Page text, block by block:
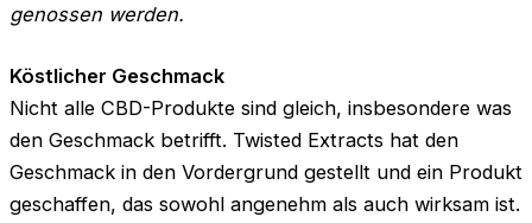
genossen werden.
Köstlicher Geschmack
Nicht alle CBD-Produkte sind gleich, insbesondere was
den Geschmack betrifft. Twisted Extracts hat den
Geschmack in den Vordergrund gestellt und ein Produkt
geschaffen, das sowohl angenehm als auch wirksam ist.